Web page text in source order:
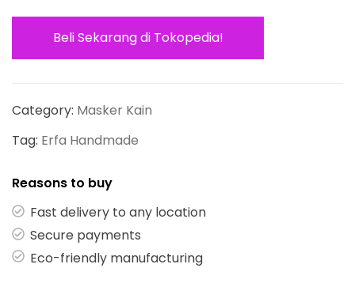
Beli Sekarang di Tokopedia!
Category: Masker Kain
Tag: Erfa Handmade
Reasons to buy
Fast delivery to any location
Secure payments
Eco-friendly manufacturing